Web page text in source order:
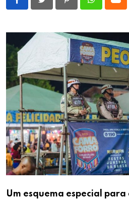
PinterestWhatsapp
Um esquema especial